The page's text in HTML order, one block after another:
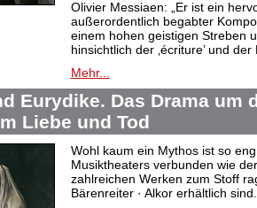
Olivier Messiaen: „Er ist ein
außerordentlich begabter
einem hohen geistigen Streben
hinsichtlich der ‚écriture’ und der
Mehr...
Eurydike. Das Drama um
Liebe und Tod
Wohl kaum ein Mythos ist so
Musiktheaters verbunden wie
zahlreichen Werken zum Stoff
Bärenreiter · Alkor erhältlich sind.